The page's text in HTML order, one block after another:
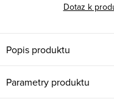
Dotaz k
Popis produktu
Parametry produktu